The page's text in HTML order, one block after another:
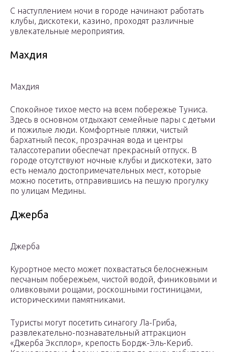
С наступлением ночи в городе начинают работать
клубы, дискотеки, казино, проходят различные
увлекательные мероприятия.
Махдия
Махдия
Спокойное тихое место на всем побережье Туниса.
Здесь в основном отдыхают семейные пары с детьми
и пожилые люди. Комфортные пляжи, чистый
бархатный песок, прозрачная вода и центры
талассотерапии обеспечат прекрасный отпуск. В
городе отсутствуют ночные клубы и дискотеки, зато
есть немало достопримечательных мест, которые
можно посетить, отправившись на пешую прогулку
по улицам Медины.
Джерба
Джерба
Курортное место может похвастаться белоснежным
песчаным побережьем, чистой водой, финиковыми и
оливковыми рощами, роскошными гостиницами,
историческими памятниками.
Туристы могут посетить синагогу Ла-Гриба,
развлекательно-познавательный аттракцион
«Джерба Эксплор», крепость Бордж-Эль-Кериб.